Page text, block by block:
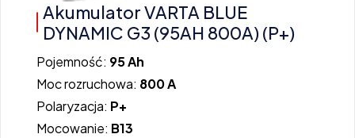
Akumulator VARTA BLUE
DYNAMIC G3 (95AH 800A) (P+)
Pojemność: 95 Ah
Moc rozruchowa: 800 A
Polaryzacja: P+
Mocowanie: B13